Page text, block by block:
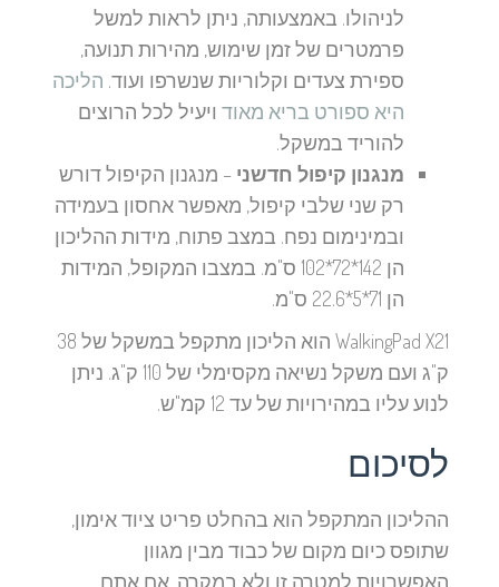
לניהולו. באמצעותה, ניתן לראות למשל
פרמטרים של זמן שימוש, מהירות תנועה,
ספירת צעדים וקלוריות שנשרפו ועוד.הליכה
היא ספורט בריא מאודויעיל לכל הרוצים
להוריד במשקל.
מנגנון קיפול חדשני– מנגנון הקיפול דורש
רק שני שלבי קיפול, מאפשר אחסון בעמידה
ובמינימום נפח. במצב פתוח, מידות ההליכון
הן 142*72*102 ס"מ. במצבו המקופל, המידות
WalkingPad X21 הוא הליכון מתקפל במשקל של 38
ק"ג ועם משקל נשיאה מקסימלי של 110 ק"ג. ניתן
לנוע עליו במהירויות של עד 12 קמ"ש.
לסיכום
ההליכון המתקפל הוא בהחלט פריט ציוד אימון,
שתופס כיום מקום של כבוד מבין מגוון
האפשרויות למטרה זו ולא במקרה. אם אתם